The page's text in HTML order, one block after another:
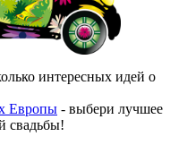
интересных идей о
Европы - выбери лучшее
свадьбы!